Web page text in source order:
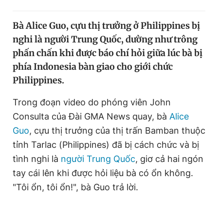
Video Magazine
Sản phẩm khác
Tiện ích
Thông tin tòa soạn Liên hệ quảng cáo
Đọc Thanh Niên trên điện thoại
Bà Alice Guo, cựu thị trưởng ở Philippines bị
nghi là người Trung Quốc, dường như trông
phấn chấn khi được báo chí hỏi giữa lúc bà bị
phía Indonesia bàn giao cho giới chức
Philippines.
Trong đoạn video do phóng viên John
Consulta của Đài GMA News quay, bà Alice
Guo, cựu thị trưởng của thị trấn Bamban thuộc
tỉnh Tarlac (Philippines) đã bị cách chức và bị
tình nghi là người Trung Quốc, giơ cả hai ngón
tay cái lên khi được hỏi liệu bà có ổn không.
"Tôi ổn, tôi ổn!", bà Guo trả lời.